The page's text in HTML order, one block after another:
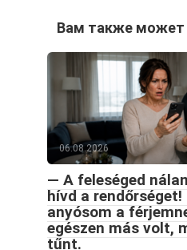
Вам также может
06.08.2026
— A feleséged
hívd a
anyósom a
egészen más volt,
tűnt.